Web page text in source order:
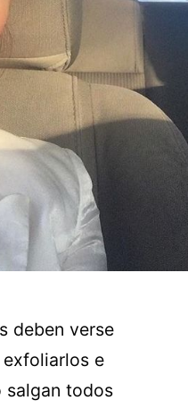
deben verse
exfoliarlos e
salgan todos